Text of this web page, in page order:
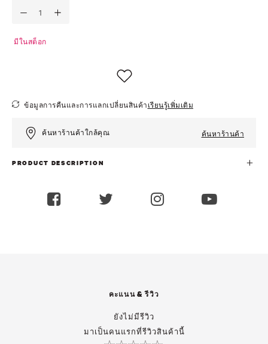
มีในสต็อก
ข้อมูลการคืนและการแลกเปลี่ยนสินค้า เรียนรู้เพิ่มเติม
ค้นหาร้านค้าใกล้คุณ ค้นหาร้านค้า
PRODUCT DESCRIPTION
คะแนน & รีวิว
ยังไม่มีรีวิว
มาเป็นคนแรกที่รีวิวสินค้านี้